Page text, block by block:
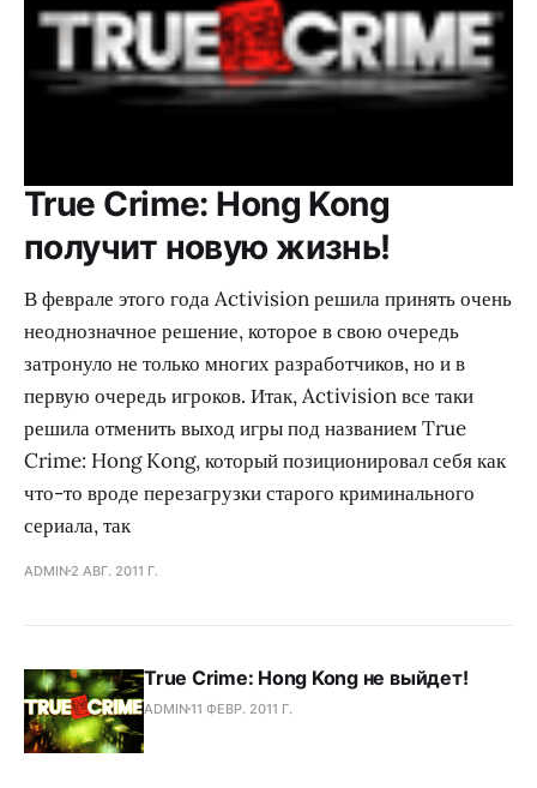
True Crime: Hong Kong
получит новую жизнь!
В феврале этого года Activision решила принять очень
неоднозначное решение, которое в свою очередь
затронуло не только многих разработчиков, но и в
первую очередь игроков. Итак, Activision все таки
решила отменить выход игры под названием True
Crime: Hong Kong, который позиционировал себя как
что-то вроде перезагрузки старого криминального
сериала, так
ADMIN 2 АВГ. 2011 Г.
True Crime: Hong Kong не выйдет!
ADMIN11 ФЕВР. 2011 Г.